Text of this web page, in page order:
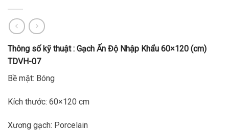
Thông số kỹ thuật : Gạch Ấn Độ Nhập Khẩu 60×120 (cm)
TDVH-07
Bề mặt: Bóng
Kích thước: 60×120 cm
Xương gạch: Porcelain